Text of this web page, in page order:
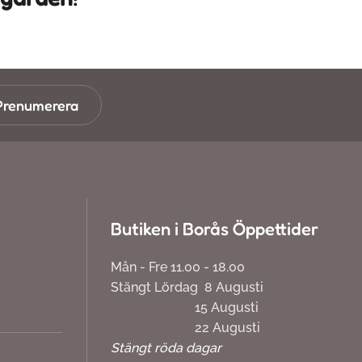
Butiken i Borås Öppettider
Mån - Fre 11.00 - 18.00
Stängt Lördag 8 Augusti
15 Augusti
22 Augusti
Stängt röda dagar